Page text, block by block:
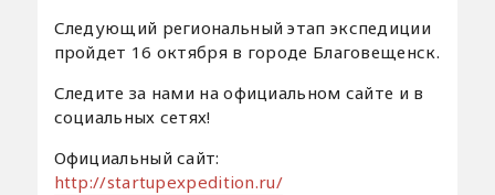
Следующий региональный этап экспедиции
пройдет 16 октября в городе Благовещенск.
Следите за нами на официальном сайте и в
социальных сетях!
Официальный сайт:
http://startupexpedition.ru/